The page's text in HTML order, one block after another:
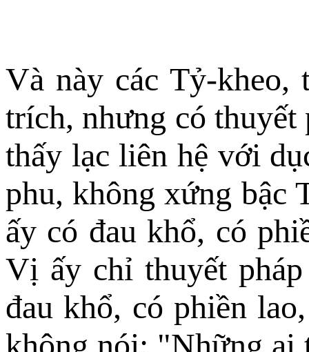
Và này các Tỷ-kheo,
trích, nhưng có
thấy lạc liên hệ với
phu, không xứng bậc
ấy có đau khổ, có
Vị ấy chỉ thuyết
đau khổ, có phiền
không nói: "Những ai